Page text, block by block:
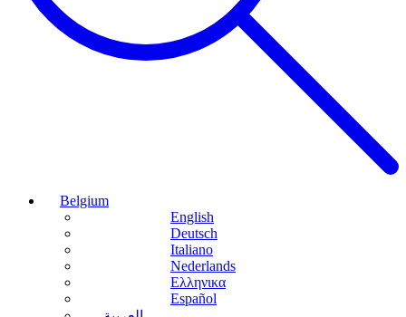
Belgium
English
Deutsch
Italiano
Nederlands
Ελληνικα
Español